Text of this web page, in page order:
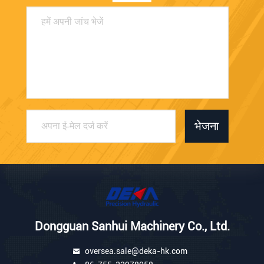
भेजना
Dongguan Sanhui Machinery Co., Ltd.
oversea.sale@deka-hk.com